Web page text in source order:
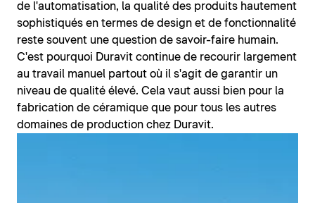
de l'automatisation, la qualité des produits hautement
sophistiqués en termes de design et de fonctionnalité
reste souvent une question de savoir-faire humain.
C'est pourquoi Duravit continue de recourir largement
au travail manuel partout où il s'agit de garantir un
niveau de qualité élevé. Cela vaut aussi bien pour la
fabrication de céramique que pour tous les autres
domaines de production chez Duravit.